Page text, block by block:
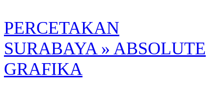
Skip
to
content
PERCETAKAN
SURABAYA » ABSOLUTE
GRAFIKA